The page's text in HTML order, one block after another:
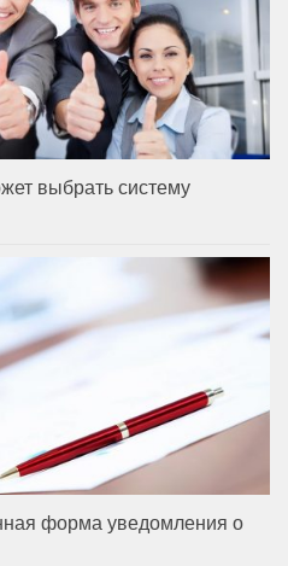
выбрать систему
форма уведомления о